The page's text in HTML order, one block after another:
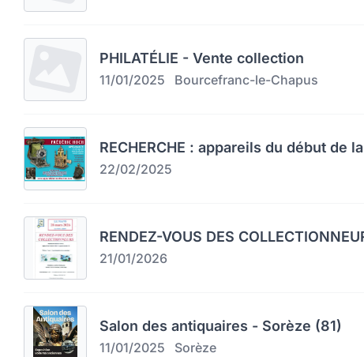
PHILATÉLIE - Vente collection
11/01/2025 Bourcefranc-le-Chapus
RECHERCHE : appareils du début de
22/02/2025
RENDEZ-VOUS DES
21/01/2026
Salon des antiquaires - Sorèze (81)
11/01/2025 Sorèze